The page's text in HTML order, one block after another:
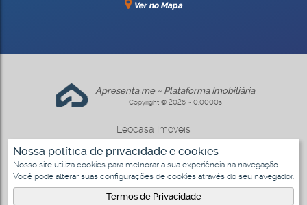
Nossa política de privacidade e cookies
Nosso site utiliza cookies para melhorar a sua experiência na navegação.
Você pode alterar suas configurações de cookies através do seu navegador.
Termos de Privacidade
Ver no Mapa
Apresenta.me ~ Plataforma Imobiliária
Copyright © 2026 ~ 0.0000s
Leocasa Imóveis